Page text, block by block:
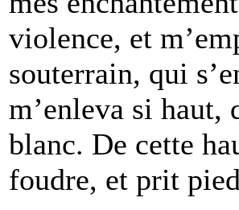
violence, et
souterrain, qui
m’enleva si haut,
blanc. De cette
foudre, et prit